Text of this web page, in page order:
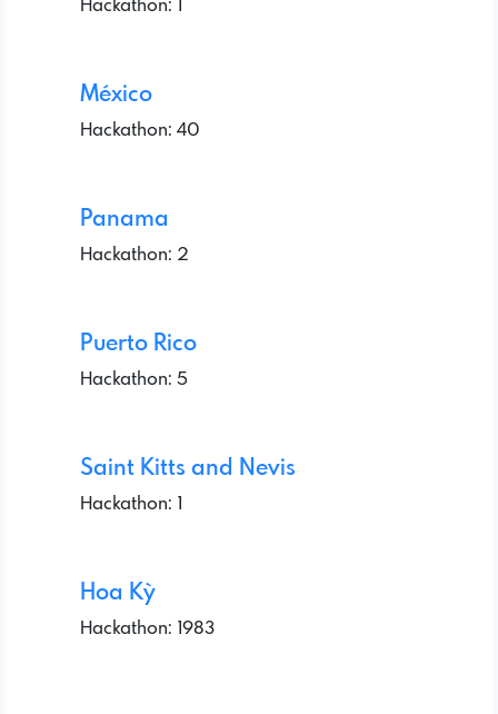
Hackathon: 1
México
Hackathon: 40
Panama
Hackathon: 2
Puerto Rico
Hackathon: 5
Saint Kitts and Nevis
Hackathon: 1
Hoa Kỳ
Hackathon: 1983